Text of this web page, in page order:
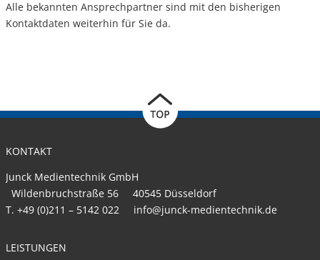
Alle bekannten Ansprechpartner sind mit den bisherigen
Kontaktdaten weiterhin für Sie da.
KONTAKT
Junck Medientechnik GmbH
Wildenbruchstraße 56
40545 Düsseldorf
T. +49 (0)211 – 5142 022 info@junck-medientechnik.de
LEISTUNGEN